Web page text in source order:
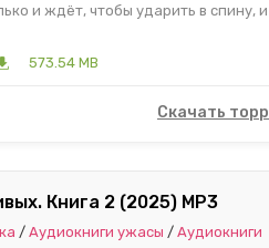
и ждёт, чтобы ударить в спину, и
573.54 MB
Скачать
Книга 2 (2025) MP3
/ Аудиокниги ужасы / Аудиокниги